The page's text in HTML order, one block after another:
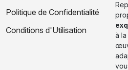
Politique de Confidentialité
Conditions d'Utilisation
à